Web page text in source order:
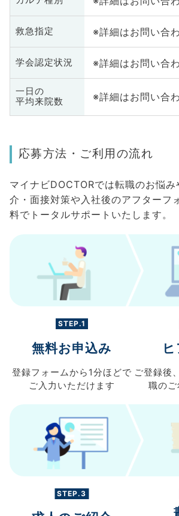
救急指定 ※詳細はお問い合
学会認定状況 ※詳細はお問い合
一日の
平均来院数
※詳細はお問い合
応募方法・ご利用の流れ
マイナビDOCTORでは転職のお悩
介・面接対策や入社後のアフターフ
料でトータルサポートいたします。
STEP.1
無料お申込み
登録フォームから 1分ほどで
ご入力 いただけます
ご登録後、
職の
STEP.3